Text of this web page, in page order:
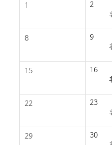
1 2
8 9
15 16
22 23
29 30